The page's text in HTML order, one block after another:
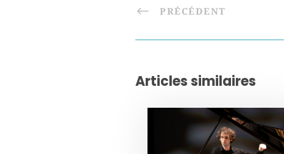
PRÉCÉDENT
Articles similaires